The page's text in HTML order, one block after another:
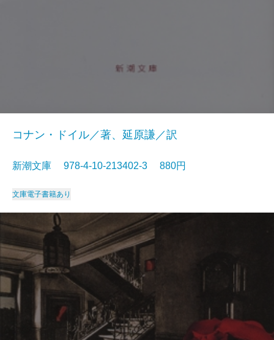
コナン・ドイル／著、延原謙／訳
新潮文庫 978-4-10-213402-3 880円
文庫電子書籍あり